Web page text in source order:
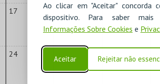
Ao clicar em "Aceitar" concorda
dispositivo. Para saber
Informações Sobre Cookies e
Aceitar Rejeitar não
17 18 19
24 26